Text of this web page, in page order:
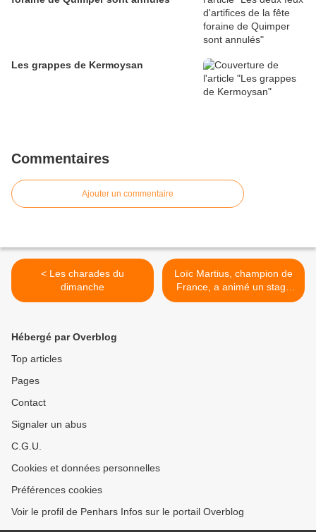
Les grappes de Kermoysan
Commentaires
Ajouter un commentaire
< Les charades du
dimanche
Loïc Martius, champion de
France, a animé un stage
professionnel chez Karl à
Hébergé par Overblog
Top articles
Pages
Contact
Signaler un abus
C.G.U.
Cookies et données personnelles
Préférences cookies
Voir le profil de Penhars Infos sur le portail Overblog